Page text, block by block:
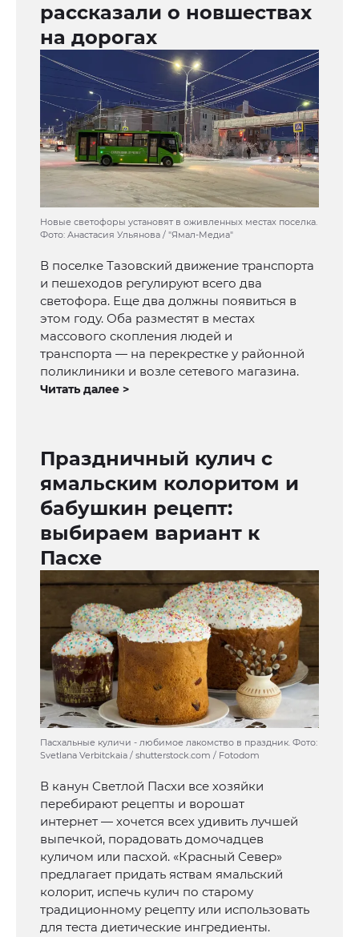
рассказали о новшествах
на дорогах
Новые светофоры установят в оживленных местах поселка.
Фото: Анастасия Ульянова / "Ямал-Медиа"
В поселке Тазовский движение транспорта
и пешеходов регулируют всего два
светофора. Еще два должны появиться в
этом году. Оба разместят в местах
массового скопления людей и
транспорта — на перекрестке у районной
поликлиники и возле сетевого магазина.
Читать далее >
Праздничный кулич с
ямальским колоритом и
бабушкин рецепт:
выбираем вариант к
Пасхе
Пасхальные куличи - любимое лакомство в праздник. Фото:
Svetlana Verbitckaia / shutterstock.com / Fotodom
В канун Светлой Пасхи все хозяйки
перебирают рецепты и ворошат
интернет — хочется всех удивить лучшей
выпечкой, порадовать домочадцев
куличом или пасхой. «Красный Север»
предлагает придать яствам ямальский
колорит, испечь кулич по старому
традиционному рецепту или использовать
для теста диетические ингредиенты.